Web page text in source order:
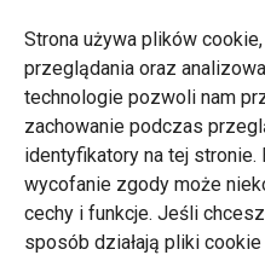
Strona używa plików
przeglądania oraz
technologie pozwoli nam
zachowanie podczas
identyfikatory na tej stronie.
wycofanie zgody może
cechy i funkcje. Jeśli
sposób działają pliki
Zarząd Transportu
Napisz do nas
tel. 61 646 33 44
ul. Matejki 59, 60-770